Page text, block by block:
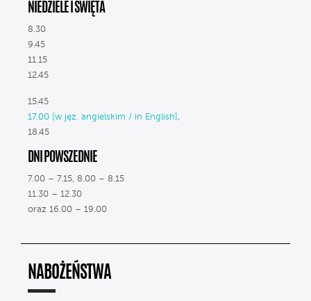
NIEDZIELE I ŚWIĘTA
8.30
9.45
11.15
12.45
15.45
17.00 [w jęz. angielskim / in English] ,
18.45
DNI POWSZEDNIE
7.00 – 7.15, 8.00 – 8.15
11.30 – 12.30
oraz 16.00 – 19.00
NABOŻEŃSTWA